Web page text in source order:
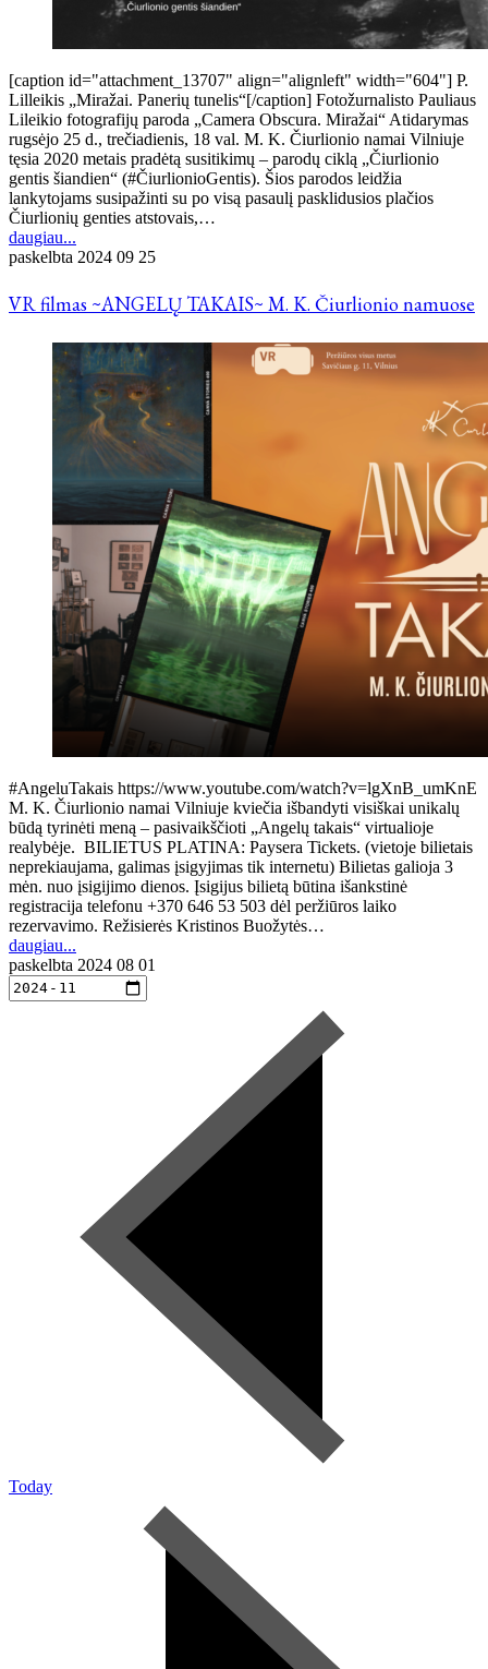
[caption id="attachment_13707" align="alignleft" width="604"] P.
Lilleikis „Miražai. Panerių tunelis“[/caption] Fotožurnalisto Pauliaus
Lileikio fotografijų paroda „Camera Obscura. Miražai“ Atidarymas
rugsėjo 25 d., trečiadienis, 18 val. M. K. Čiurlionio namai Vilniuje
tęsia 2020 metais pradėtą susitikimų – parodų ciklą „Čiurlionio
gentis šiandien“ (#ČiurlionioGentis). Šios parodos leidžia
lankytojams susipažinti su po visą pasaulį pasklidusios plačios
Čiurlionių genties atstovais,…
daugiau...
paskelbta 2024 09 25
VR filmas ~ANGELŲ TAKAIS~ M. K. Čiurlionio namuose
#AngeluTakais https://www.youtube.com/watch?v=lgXnB_umKnE
M. K. Čiurlionio namai Vilniuje kviečia išbandyti visiškai unikalų
būdą tyrinėti meną – pasivaikščioti „Angelų takais“ virtualioje
realybėje. BILIETUS PLATINA: Paysera Tickets. (vietoje bilietais
neprekiaujama, galimas įsigyjimas tik internetu) Bilietas galioja 3
mėn. nuo įsigijimo dienos. Įsigijus bilietą būtina išankstinė
registracija telefonu +370 646 53 503 dėl peržiūros laiko
rezervavimo. Režisierės Kristinos Buožytės…
daugiau...
paskelbta 2024 08 01
Today